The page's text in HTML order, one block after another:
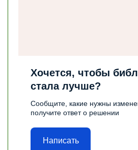
Хочется, чтобы
стала лучше?
Сообщите, какие нужны
получите ответ о решении
Написать